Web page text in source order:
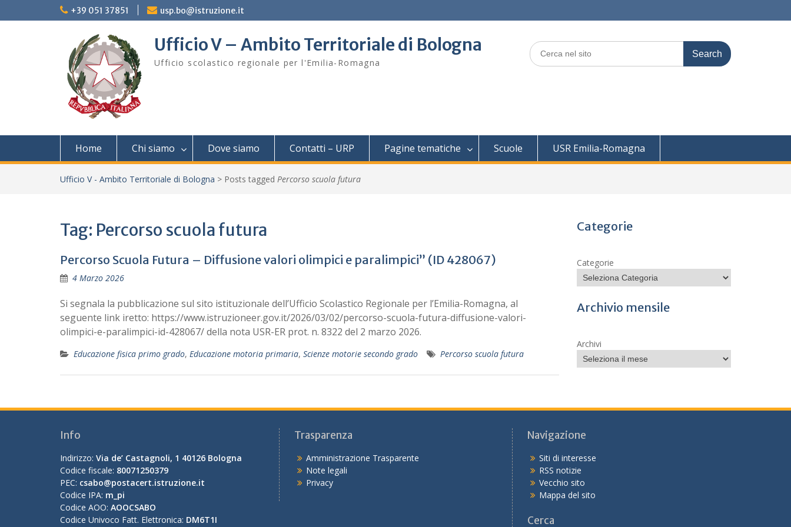
to
+39 051 37851 usp.bo@istruzione.it
Ufficio V – Ambito Territoriale di Bologna
Ufficio scolastico regionale per l'Emilia-Romagna
Search
for:
Home Chi siamo Dove siamo Contatti – URP Pagine tematiche Scuole USR Emilia-Romagna
Ufficio V - Ambito Territoriale di Bologna > Posts tagged Percorso scuola futura
Tag: Percorso scuola futura
Percorso Scuola Futura – Diffusione valori olimpici e paralimpici” (ID 428067)
4 Marzo 2026
Si segnala la pubblicazione sul sito istituzionale dell’Ufficio Scolastico Regionale per l’Emilia-Romagna, al
seguente link iretto: https://www.istruzioneer.gov.it/2026/03/02/percorso-scuola-futura-diffusione-valori-
olimpici-e-paralimpici-id-428067/ della nota USR-ER prot. n. 8322 del 2 marzo 2026.
Educazione fisica primo grado, Educazione motoria primaria, Scienze motorie secondo grado Percorso scuola futura
Categorie
Categorie
Archivio mensile
Archivi
Info
Indirizzo: Via de’ Castagnoli, 1 40126 Bologna
Codice fiscale: 80071250379
PEC: csabo@postacert.istruzione.it
Codice IPA: m_pi
Codice AOO: AOOCSABO
Codice Univoco Fatt. Elettronica: DM6T1I
Trasparenza
Amministrazione Trasparente
Note legali
Privacy
Navigazione
Siti di interesse
RSS notizie
Vecchio sito
Mappa del sito
Cerca